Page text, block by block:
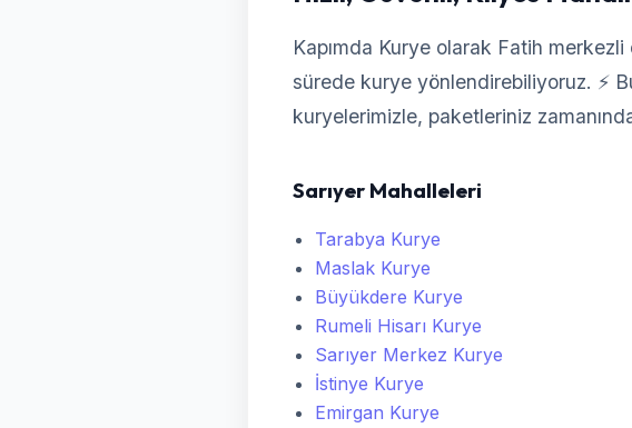
Kapımda Kurye olarak Fatih
sürede kurye yönlendirebiliyoruz. ⚡
kuryelerimizle, paketleriniz
Sarıyer Mahalleleri
Tarabya Kurye
Maslak Kurye
Büyükdere Kurye
Rumeli Hisarı Kurye
Sarıyer Merkez Kurye
İstinye Kurye
Emirgan Kurye